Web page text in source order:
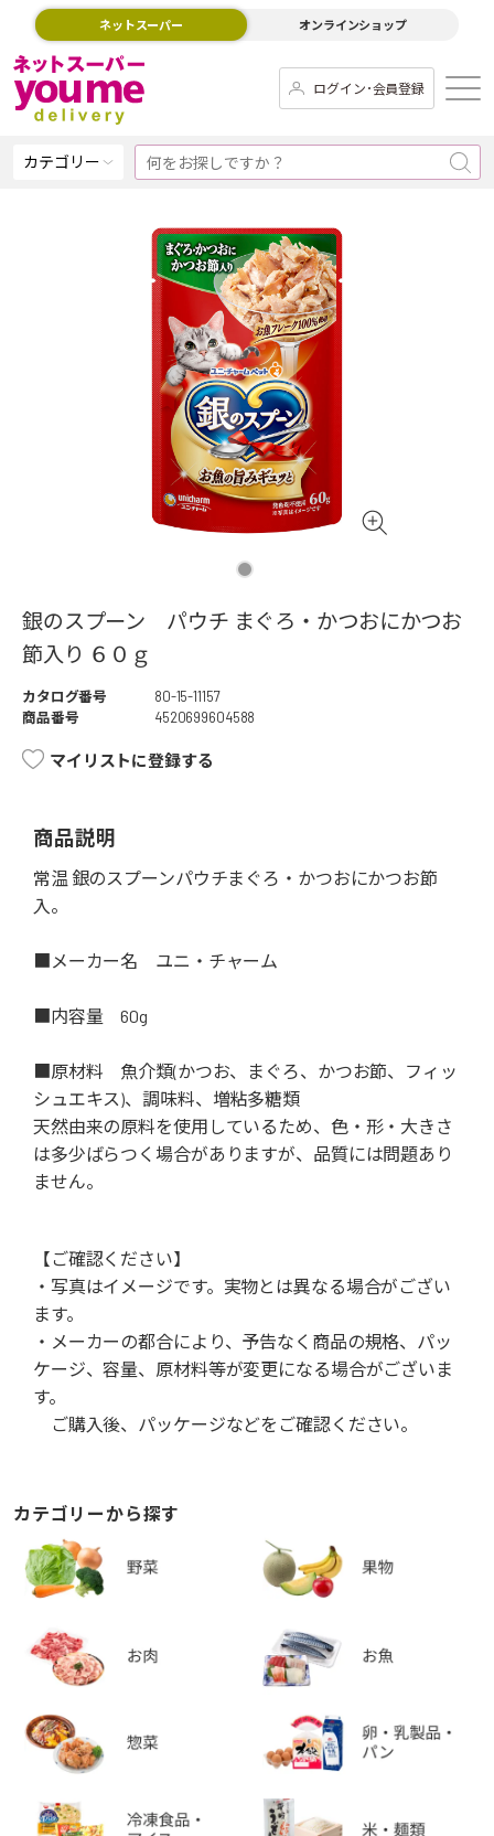
ネットスーパー オンラインショップ
ログイン･会員登録
カテゴリー
銀のスプーン パウチ まぐろ・かつおにかつお
節入り ６０ｇ
カタログ番号
80-15-11157
商品番号
4520699604588
マイリストに登録する
商品説明
常温 銀のスプーンパウチまぐろ・かつおにかつお節
入。
■メーカー名 ユニ・チャーム
■内容量 60g
■原材料 魚介類(かつお、まぐろ、かつお節、フィッ
シュエキス)、調味料、増粘多糖類
天然由来の原料を使用しているため、色・形・大きさ
は多少ばらつく場合がありますが、品質には問題あり
ません。
【ご確認ください】
・写真はイメージです。実物とは異なる場合がござい
ます。
・メーカーの都合により、予告なく商品の規格、パッ
ケージ、容量、原材料等が変更になる場合がございま
す。
ご購入後、パッケージなどをご確認ください。
カテゴリーから探す